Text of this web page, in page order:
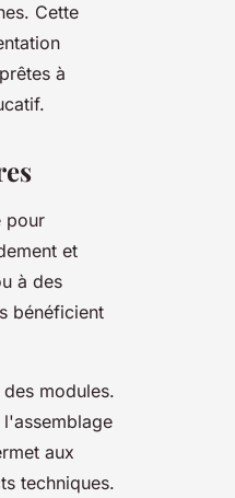
Cette
à
pour
et
à des
bénéficient
modules.
aux
techniques.